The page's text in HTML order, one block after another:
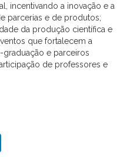
incentivando a inovação e a
parcerias e de produtos;
da produção científica e
que fortalecem a
e parceiros
de professores e